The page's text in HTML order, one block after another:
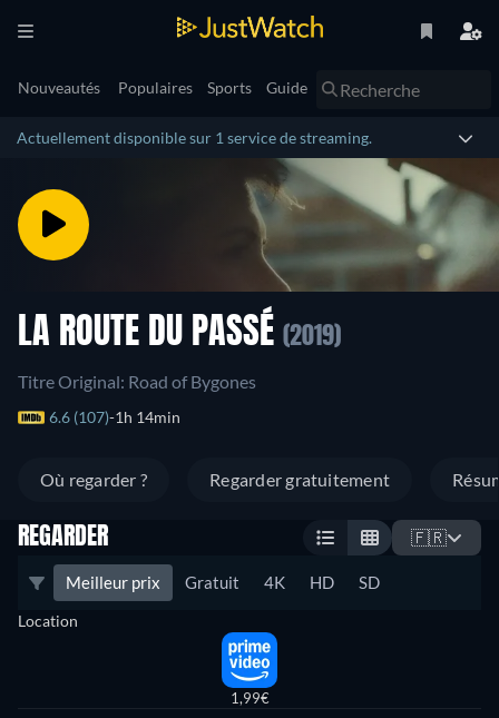
Nouveautés Populaires Sports Guide
Actuellement disponible sur 1 service de streaming.
LA ROUTE DU PASSÉ (2019)
Titre Original: Road of Bygones
6.6 (107) 1h 14min
Où regarder ? Regarder gratuitement
REGARDER 🇫🇷
Meilleur prix Gratuit 4K HD SD
Location
1,99€